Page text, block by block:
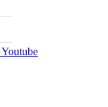
Youtube